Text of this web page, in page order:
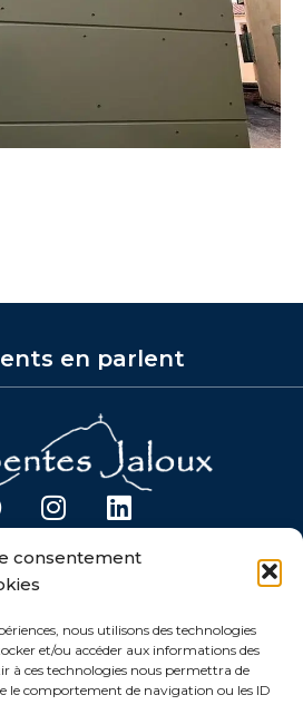
consentement
nous utilisons des technologies
et/ou accéder aux informations des
à ces technologies nous permettra de
le comportement de navigation ou les ID
en parlent
I
n
a
g
r
L
i
e
d
i
Charpente
Traditionnelle